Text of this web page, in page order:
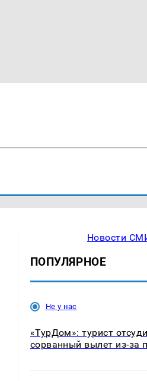
Новости
ПОПУЛЯРНОЕ
Не у нас
«ТурДом»: турист
сорванный вылет из-за